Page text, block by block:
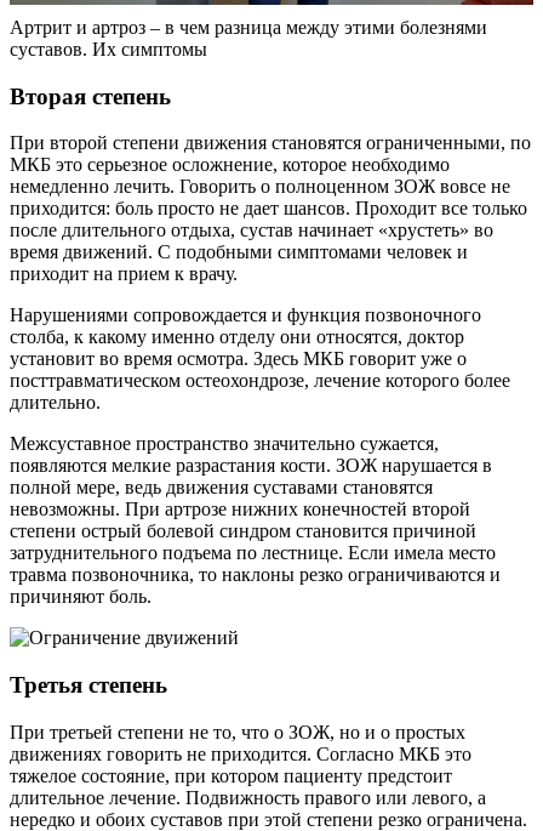
Артрит и артроз – в чем разница между этими болезнями
суставов. Их симптомы
Вторая степень
При второй степени движения становятся ограниченными, по
МКБ это серьезное осложнение, которое необходимо
немедленно лечить. Говорить о полноценном ЗОЖ вовсе не
приходится: боль просто не дает шансов. Проходит все только
после длительного отдыха, сустав начинает «хрустеть» во
время движений. С подобными симптомами человек и
приходит на прием к врачу.
Нарушениями сопровождается и функция позвоночного
столба, к какому именно отделу они относятся, доктор
установит во время осмотра. Здесь МКБ говорит уже о
посттравматическом остеохондрозе, лечение которого более
длительно.
Межсуставное пространство значительно сужается,
появляются мелкие разрастания кости. ЗОЖ нарушается в
полной мере, ведь движения суставами становятся
невозможны. При артрозе нижних конечностей второй
степени острый болевой синдром становится причиной
затруднительного подъема по лестнице. Если имела место
травма позвоночника, то наклоны резко ограничиваются и
причиняют боль.
Третья степень
При третьей степени не то, что о ЗОЖ, но и о простых
движениях говорить не приходится. Согласно МКБ это
тяжелое состояние, при котором пациенту предстоит
длительное лечение. Подвижность правого или левого, а
нередко и обоих суставов при этой степени резко ограничена.